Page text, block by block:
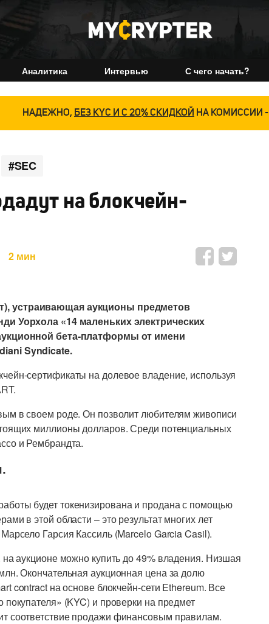
Аналитика Интервью С чего начать?
НАДЕЖНО, БЕЗ KYC И С 20% СКИДКОЙ НА КОМИССИИ -
#SEC
на блокчейн-
2 мин
устраивающая аукционы предметов
Уорхола «14 маленьких электрических
бета-платформы от имени
Syndicate.
сертификаты на долевое владение, используя
в своем роде. Он позволит любителям живописи
миллионы долларов. Среди потенциальных
и Рембрандта.
будет токенизирована и продана с помощью
в этой области – это результат многих лет
Гарсия Кассиль (Marcelo Garcia Casil).
аукционе можно купить до 49% владения. Низшая
Окончательная аукционная цена за долю
contract на основе блокчейн-сети Ethereum. Все
покупателя» (KYC) и проверки на предмет
соответствие продажи финансовым правилам.